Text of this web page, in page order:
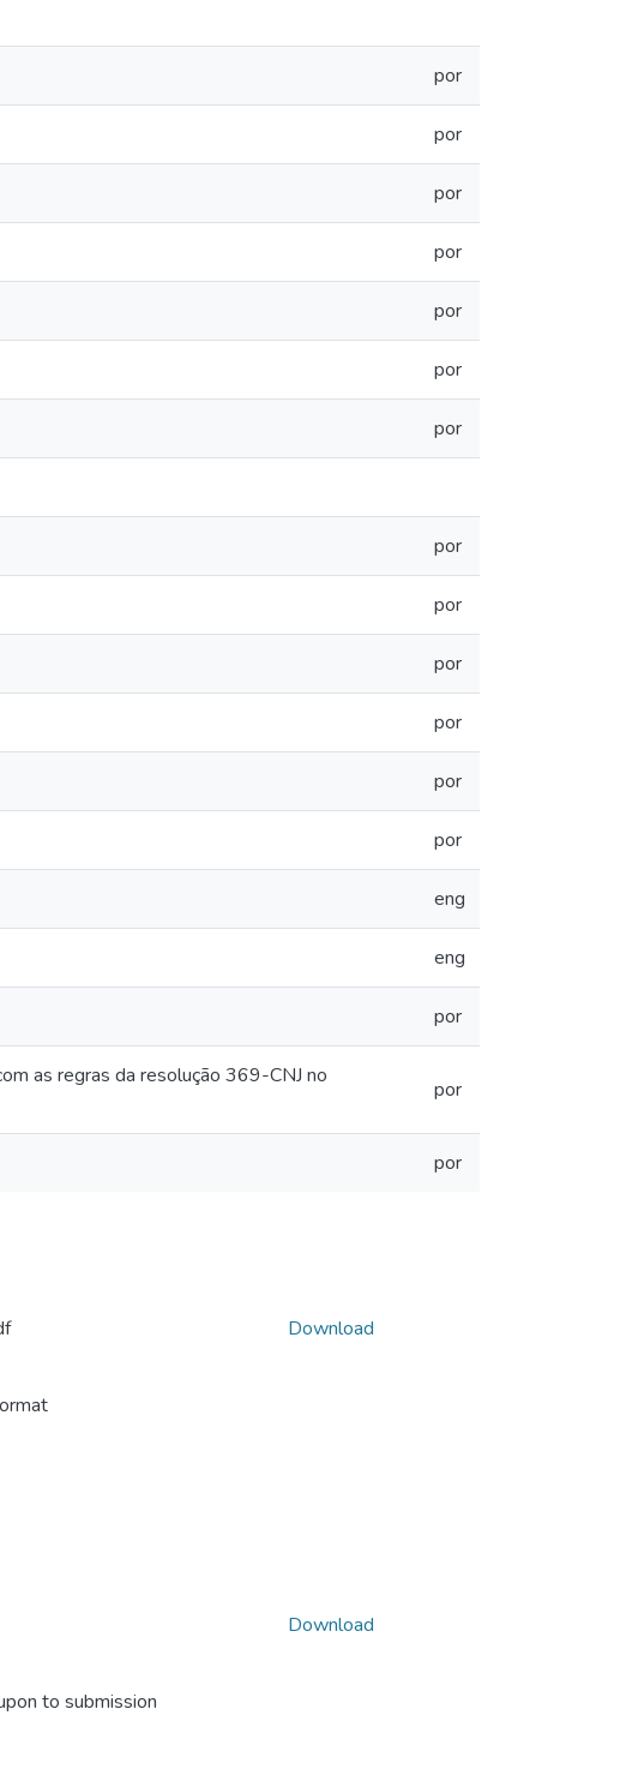
por
por
por
por
por
por
por
por
por
por
por
por
por
eng
eng
por
as regras da resolução 369-CNJ no
por
por
Download
to submission
Download